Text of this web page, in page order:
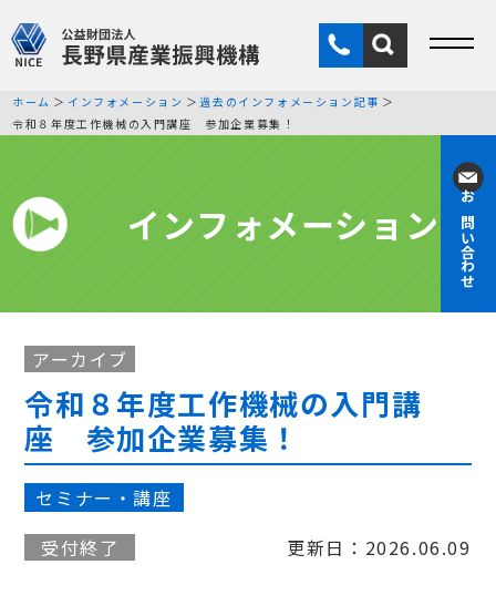
お問い合わせ
ホーム インフォメーション
過去のインフォメーション記事
令和８年度工作機械の入門講座 参加企業募集！
インフォメーション
アーカイブ
令和８年度工作機械の入門講
座 参加企業募集！
セミナー・講座
受付終了
更新日：2026.06.09